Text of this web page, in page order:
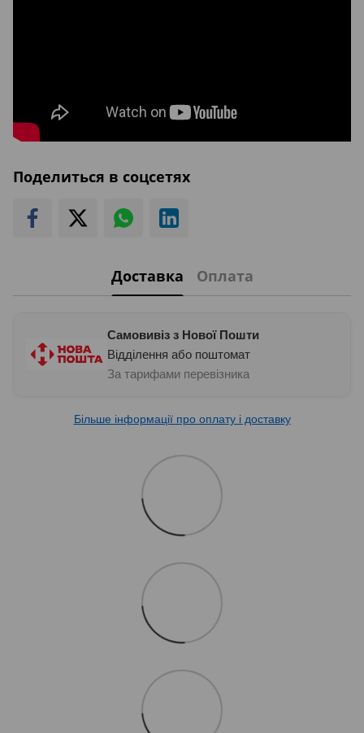
Поделиться в соцсетях
Доставка Оплата
Самовивіз з Нової Пошти
Відділення або поштомат
За тарифами перевізника
Більше інформації про оплату і доставку